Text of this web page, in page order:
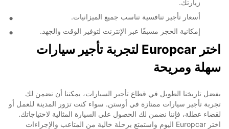
زيارتك.
أسعار تأجير تنافسية تناسب جميع الميزانيات.
إمكانية الحجز مسبقًا عبر الإنترنت لتوفير الوقت والجهد.
اختر Europcar لتجربة تأجير سيارات
سهلة ومريحة
بفضل تاريخنا الطويل في قطاع تأجير السيارات، يمكننا أن نضمن لك
تجربة تأجير سيارات ممتازة في أوستن. سواء كنت تزور المدينة للعمل أو
لقضاء عطلة، فإننا نضمن لك الحصول على السيارة المثالية لاحتياجاتك.
اختر Europcar اليوم واستمتع برحلة خالية من المتاعب والإجراءات